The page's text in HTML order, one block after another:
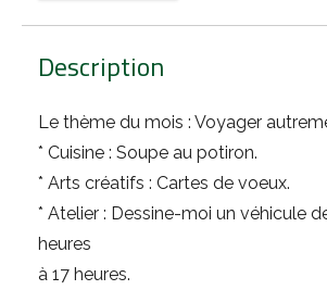
Description
Le thème du mois : Voyager
* Cuisine : Soupe au potiron.
* Arts créatifs : Cartes de voeux.
* Atelier : Dessine-moi un véhicule
heures
à 17 heures.